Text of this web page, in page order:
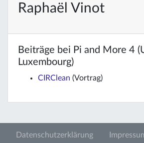
Raphaël Vinot
Beiträge bei Pi and More 4
Luxembourg)
CIRClean (Vortrag)
Datenschutzerklärung